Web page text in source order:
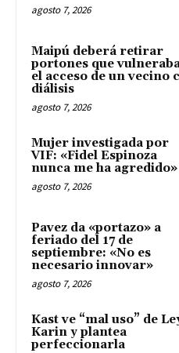
agosto 7, 2026
Maipú deberá retirar
portones que
el acceso de un vecino
diálisis
agosto 7, 2026
Mujer investigada por
VIF: «Fidel Espinoza
nunca me ha agredido»
agosto 7, 2026
Pavez da «portazo» a
feriado del 17 de
septiembre: «No es
necesario innovar»
agosto 7, 2026
Kast ve “mal uso” de
Karin y plantea
perfeccionarla